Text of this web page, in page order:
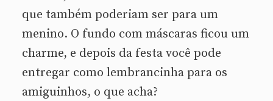
que também poderiam ser para um
menino. O fundo com máscaras ficou um
charme, e depois da festa você pode
entregar como lembrancinha para os
amiguinhos, o que acha?